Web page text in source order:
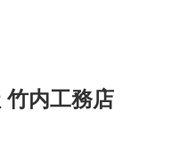
竹内工務店